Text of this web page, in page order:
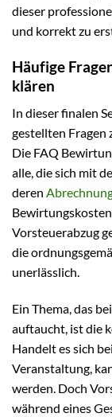
dieser
und korrekt zu
Häufige
klären
In dieser finalen
gestellten Fragen
Die FAQ
alle, die sich mit
deren
Vorsteuerabzug
die
unerlässlich.
Ein Thema, das
auftaucht, ist die
Handelt es sich
Veranstaltung,
werden. Doch
während eines